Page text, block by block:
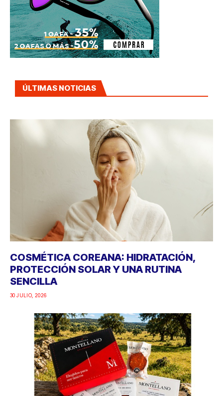
ÚLTIMAS NOTICIAS
COSMÉTICA COREANA: HIDRATACIÓN,
PROTECCIÓN SOLAR Y UNA RUTINA
SENCILLA
30 JULIO, 2026